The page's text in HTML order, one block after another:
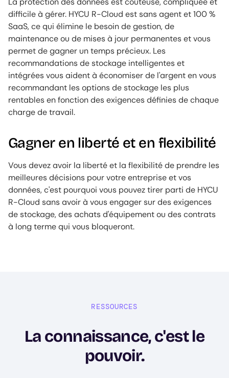
difficile à gérer. HYCU R-Cloud est sans agent et 100 %
SaaS, ce qui élimine le besoin de gestion, de
maintenance ou de mises à jour permanentes et vous
permet de gagner un temps précieux. Les
recommandations de stockage intelligentes et
intégrées vous aident à économiser de l'argent en vous
recommandant les options de stockage les plus
rentables en fonction des exigences définies de chaque
charge de travail.
Gagner en liberté et en flexibilité
Vous devez avoir la liberté et la flexibilité de prendre les
meilleures décisions pour votre entreprise et vos
données, c'est pourquoi vous pouvez tirer parti de HYCU
R-Cloud sans avoir à vous engager sur des exigences
de stockage, des achats d'équipement ou des contrats
à long terme qui vous bloqueront.
RESSOURCES
La connaissance, c'est le
pouvoir.